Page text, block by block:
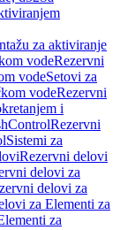
za aktiviranje
vodeRezervni
vodeSetovi za
vodeRezervni
i
Rezervni
Sistemi za
Rezervni delovi
delovi za
delovi za
za Elementi za
za